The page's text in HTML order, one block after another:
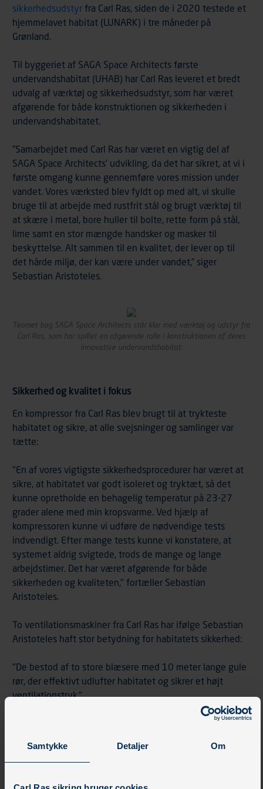
Samtykke Detaljer Om
sikkerhedsudstyr fra Carl Ras, siden de i 2020 testede et
hjemmelavet habitat (LUNARK) i tre måneder på
Grønland.
Til byggeriet af SAGA Space Architects første
undervandshabitat (UHAB) har Carl Ras leveret et bredt
udvalg af værktøj og sikkerhedsudstyr, som har været
afgørende for både konstruktionen og sikkerheden i
undervandshabitatet.
”Samarbejdet med Carl Ras har været en vigtig del af
SAGA Space Architects’ udvikling, da det har sikret, at vi i
første omgang kunne gennemføre vores mission under
vandet. Vores værksted blev fyldt op med alt, vi skulle
bruge til at arbejde med rustfrit stål og brugt værktøj til
at skære i metal, bore huller til bolte, rette form på stål,
lime samt en stor mængde handsker og masker til
beskyttelse. Alt sammen til en kvalitet, der lever op til
det hårde miljø, der kan være under vandet,” siger
Sebastian Aristoteles.
Teamet bag SAGA Space Architects står klar med værktøj og udstyr fra
Carl Ras, som har spillet en afgørende rolle i konstruktionen af deres
innovative undervandshabitat.
Sikkerhed og kvalitet i fokus
En kompressor fra Carl Ras blev brugt til at trykteste
habitatet og sikre, at alle svejsninger og samlinger var
tætte:
"En af vores vigtigste sikkerhedsprocedurer har været at
sikre, at habitatet var godt isoleret og tryktæt, så det
kunne opretholde en behagelig temperatur på 23-27
grader alene med min kropsvarme. Ved hjælp af
kompressoren kunne vi udføre de nødvendige tests
indvendigt. Efter mange tests kunne vi konstatere, at
systemet aldrig svigtede, trods de mange og lange
arbejdstimer. Det har været afgørende for både
sikkerheden og kvaliteten," fortæller Sebastian
Aristoteles.
To ventilationsmaskiner fra Carl Ras har ifølge Sebastian
Aristoteles haft stor betydning for habitatets sikkerhed:
"De bestod af to store blæsere med 10 meter lange gule
rør, der effektivt udlufter habitatet og sikrer et højt
ventilationstryk."
En falsetang blev anvendt til at justere svejsninger ved
brugt dagligt hos SAGA Space Architects til måling,
markering, rensning og montering i habitatet.